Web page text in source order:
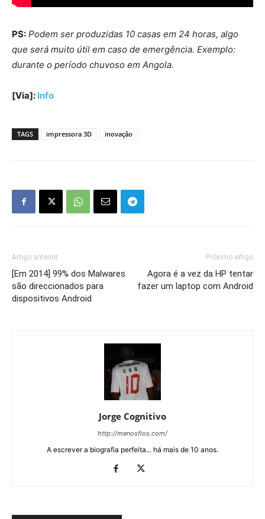
PS: Podem ser produzidas 10 casas em 24 horas, algo
que será muito útil em caso de emergência. Exemplo:
durante o período chuvoso em Angola.
[Via]: Info
TAGS impressora 3D inovação
Artigo anterior
[Em 2014] 99% dos Malwares
são direccionados para
dispositivos Android
Próximo artigo
Agora é a vez da HP tentar
fazer um laptop com Android
Jorge Cognitivo
http://menosfios.com/
A escrever a biografia perfeita... há mais de 10 anos.